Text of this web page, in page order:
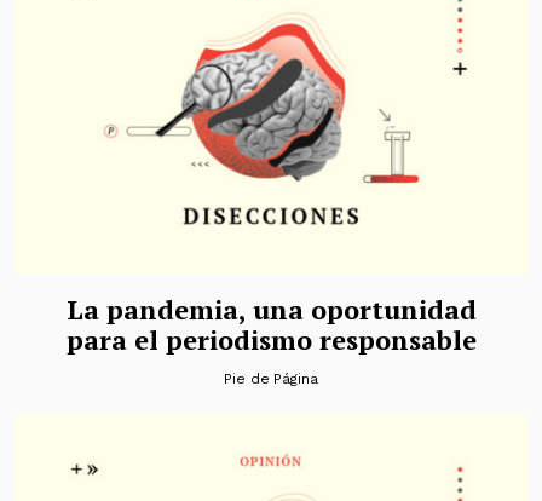
La pandemia, una oportunidad
para el periodismo responsable
Pie de Página